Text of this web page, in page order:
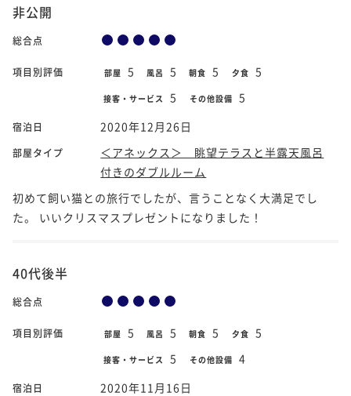
非公開
総合点
項目別評価 部屋 5 風呂 5 朝食 5 夕食 5
接客・サービス 5 その他設備 5
宿泊日 2020年12月26日
部屋タイプ
＜アネックス＞ 眺望テラスと半露天風呂
付きのダブルルーム
初めて飼い猫との旅行でしたが、言うことなく大満足でし
た。 いいクリスマスプレゼントになりました！
40代後半
総合点
項目別評価 部屋 5 風呂 5 朝食 5 夕食 5
接客・サービス 5 その他設備 4
宿泊日 2020年11月16日